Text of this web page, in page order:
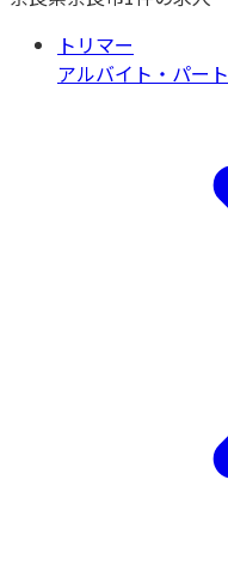
トリマー
アルバイト・パート